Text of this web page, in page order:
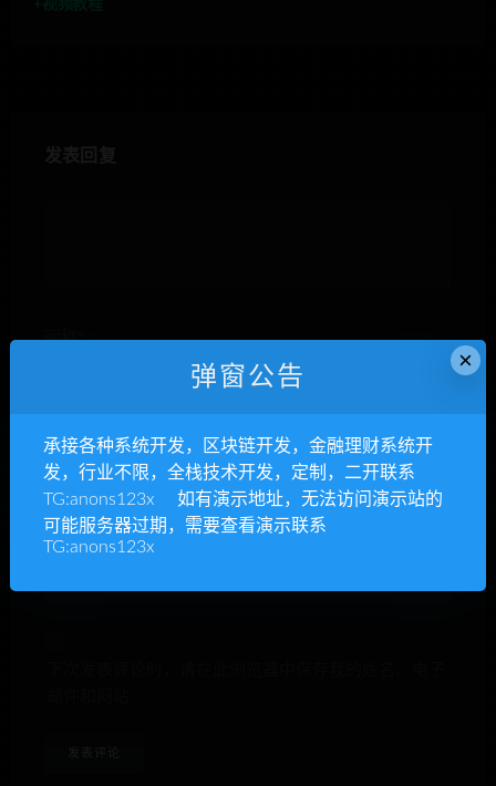
昵称*
E-mail*
网站
×
弹窗公告
承接各种系统开发，区块链开发，金融理财系统开
发，行业不限，全栈技术开发，定制，二开联系
TG:anons123x 如有演示地址，无法访问演示站的
可能服务器过期，需要查看演示联系
TG:anons123x